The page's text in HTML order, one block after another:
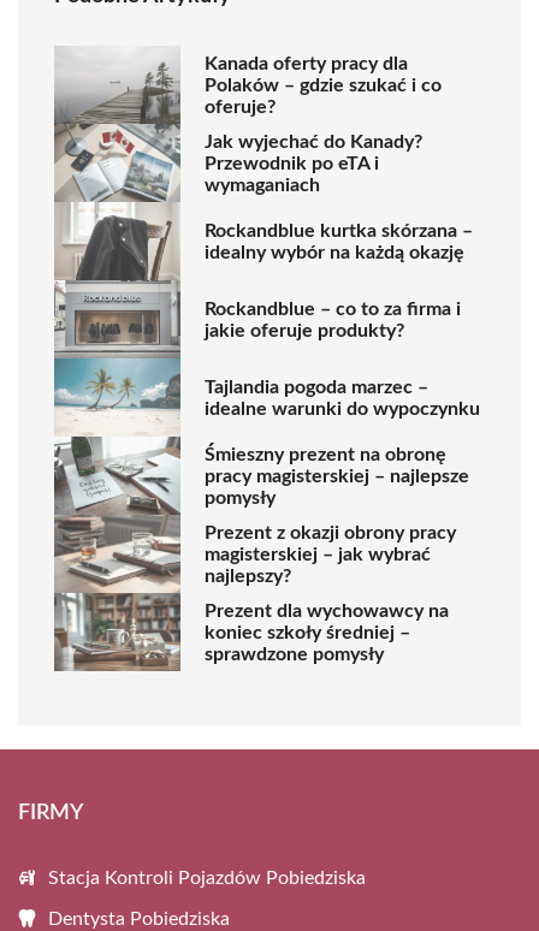
Kanada oferty pracy dla
Polaków – gdzie szukać i co
oferuje?
Jak wyjechać do Kanady?
Przewodnik po eTA i
wymaganiach
Rockandblue kurtka skórzana –
idealny wybór na każdą okazję
Rockandblue – co to za firma i
jakie oferuje produkty?
Tajlandia pogoda marzec –
idealne warunki do wypoczynku
Śmieszny prezent na obronę
pracy magisterskiej – najlepsze
pomysły
Prezent z okazji obrony pracy
magisterskiej – jak wybrać
najlepszy?
Prezent dla wychowawcy na
koniec szkoły średniej –
sprawdzone pomysły
FIRMY
Stacja Kontroli Pojazdów Pobiedziska
Dentysta Pobiedziska